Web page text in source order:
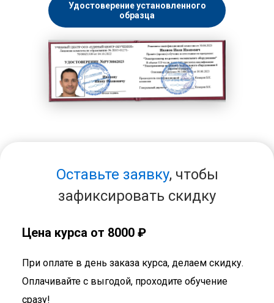
Удостоверение установленного
образца
Оставьте заявку, чтобы
зафиксировать скидку
Цена курса от 8000 ₽
При оплате в день заказа курса, делаем скидку.
Оплачивайте с выгодой, проходите обучение
сразу!